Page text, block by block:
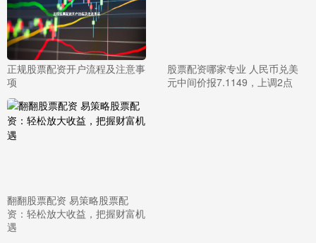
正规股票配资开户流程及注意事
项
股票配资哪家专业 人民币兑美
元中间价报7.1149，上调2点
翻翻股票配资 易策略股票配
资：轻松放大收益，把握财富机
遇